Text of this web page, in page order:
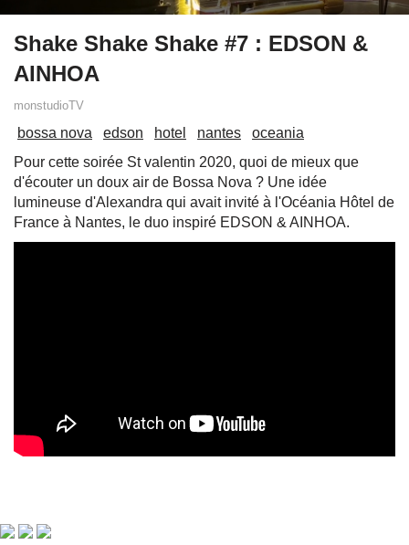
Shake Shake Shake #7 : EDSON &
AINHOA
monstudioTV
bossa nova edson hotel nantes
oceania
Pour cette soirée St valentin 2020, quoi de mieux que
d'écouter un doux air de Bossa Nova ? Une idée
lumineuse d'Alexandra qui avait invité à l'Océania Hôtel de
France à Nantes, le duo inspiré EDSON & AINHOA.